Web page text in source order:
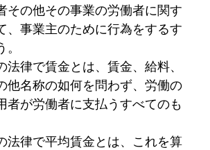
その他その事業の労働者に関す
、事業主のために行為をするす
法律で賃金とは、賃金、給料、
他名称の如何を問わず、労働の
者が労働者に支払うすべてのも
法律で平均賃金とは、これを算